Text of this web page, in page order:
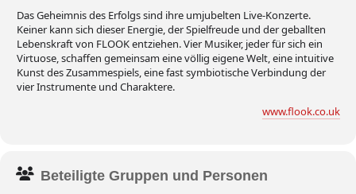
Das Geheimnis des Erfolgs sind ihre umjubelten Live-Konzerte.
Keiner kann sich dieser Energie, der Spielfreude und der geballten
Lebenskraft von FLOOK entziehen. Vier Musiker, jeder für sich ein
Virtuose, schaffen gemeinsam eine völlig eigene Welt, eine intuitive
Kunst des Zusammespiels, eine fast symbiotische Verbindung der
vier Instrumente und Charaktere.
www.flook.co.uk
Beteiligte Gruppen und Personen